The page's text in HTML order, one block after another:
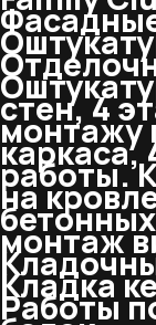
стен, 4
монтажу
каркаса,
работы.
на
монтаж
Кладка
Работы